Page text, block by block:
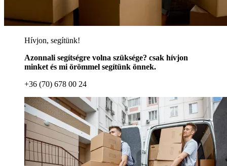
Hívjon, segítünk!
Azonnali segítségre volna szüksége? csak hívjon
minket és mi örömmel segítünk önnek.
+36 (70) 678 00 24